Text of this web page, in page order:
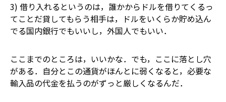
3) 借り入れるというのは，誰かからドルを借りてくるっ
てことだ――貸してもらう相手は，ドルをいくらか貯め込ん
でる国内銀行でもいいし，外国人でもいい．
ここまでのところは，いいかな．でも，ここに落とし穴
がある．自分とこの通貨がほんとに弱くなると，必要な
輸入品の代金を払うのがずっと厳しくなるんだ．